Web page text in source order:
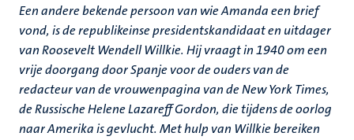
Een andere bekende persoon van wie Amanda een brief
vond, is de republikeinse presidentskandidaat en uitdager
van Roosevelt Wendell Willkie. Hij vraagt in 1940 om een
vrije doorgang door Spanje voor de ouders van de
redacteur van de vrouwenpagina van de New York Times,
de Russische Helene Lazareff Gordon, die tijdens de oorlog
naar Amerika is gevlucht. Met hulp van Willkie bereiken